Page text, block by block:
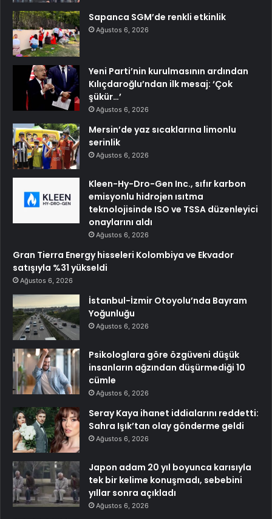
Sapanca SGM’de renkli etkinlik
Ağustos 6, 2026
Yeni Parti’nin kurulmasının ardından
Kılıçdaroğlu’ndan ilk mesaj: ‘Çok
şükür…’
Ağustos 6, 2026
Mersin’de yaz sıcaklarına limonlu
serinlik
Ağustos 6, 2026
Kleen-Hy-Dro-Gen Inc., sıfır karbon
emisyonlu hidrojen ısıtma
teknolojisinde ISO ve TSSA düzenleyici
onaylarını aldı
Ağustos 6, 2026
Gran Tierra Energy hisseleri Kolombiya ve Ekvador
satışıyla %31 yükseldi
Ağustos 6, 2026
İstanbul-İzmir Otoyolu’nda Bayram
Yoğunluğu
Ağustos 6, 2026
Psikologlara göre özgüveni düşük
insanların ağzından düşürmediği 10
cümle
Ağustos 6, 2026
Seray Kaya ihanet iddialarını reddetti:
Sahra Işık’tan olay gönderme geldi
Ağustos 6, 2026
Japon adam 20 yıl boyunca karısıyla
tek bir kelime konuşmadı, sebebini
yıllar sonra açıkladı
Ağustos 6, 2026